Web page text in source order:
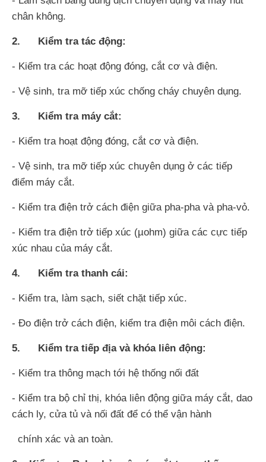
chân không.
2. Kiểm tra tác động:
- Kiểm tra các hoạt động đóng, cắt cơ và điện.
- Vệ sinh, tra mỡ tiếp xúc chống cháy chuyên dụng.
3. Kiểm tra máy cắt:
- Kiểm tra hoạt động đóng, cắt cơ và điện.
- Vệ sinh, tra mỡ tiếp xúc chuyên dụng ở các tiếp
điểm máy cắt.
- Kiểm tra điện trở cách điện giữa pha-pha và pha-vỏ.
- Kiểm tra điện trở tiếp xúc (µohm) giữa các cực tiếp
xúc nhau của máy cắt.
4. Kiểm tra thanh cái:
- Kiểm tra, làm sạch, siết chặt tiếp xúc.
- Đo điện trở cách điện, kiểm tra điện môi cách điện.
5. Kiểm tra tiếp địa và khóa liên động:
- Kiểm tra thông mạch tới hệ thống nối đất
- Kiểm tra bộ chỉ thị, khóa liên động giữa máy cắt, dao
cách ly, cửa tủ và nối đất để có thể vận hành
chính xác và an toàn.